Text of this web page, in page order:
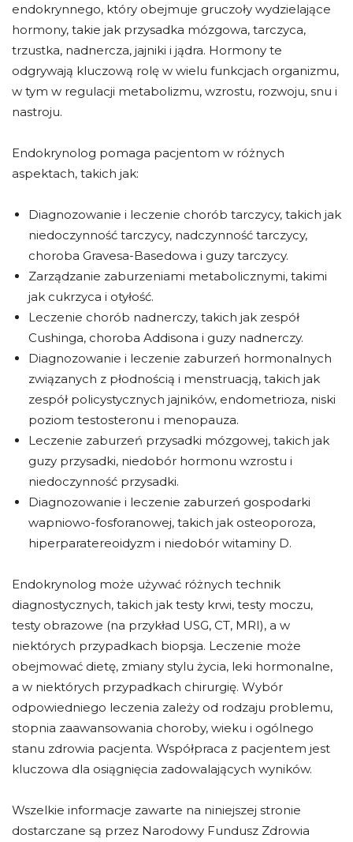
endokrynnego, który obejmuje gruczoły wydzielające
hormony, takie jak przysadka mózgowa, tarczyca,
trzustka, nadnercza, jajniki i jądra. Hormony te
odgrywają kluczową rolę w wielu funkcjach organizmu,
w tym w regulacji metabolizmu, wzrostu, rozwoju, snu i
nastroju.
Endokrynolog pomaga pacjentom w różnych
aspektach, takich jak:
Diagnozowanie i leczenie chorób tarczycy, takich jak
niedoczynność tarczycy, nadczynność tarczycy,
choroba Gravesa-Basedowa i guzy tarczycy.
Zarządzanie zaburzeniami metabolicznymi, takimi
jak cukrzyca i otyłość.
Leczenie chorób nadnerczy, takich jak zespół
Cushinga, choroba Addisona i guzy nadnerczy.
Diagnozowanie i leczenie zaburzeń hormonalnych
związanych z płodnością i menstruacją, takich jak
zespół policystycznych jajników, endometrioza, niski
poziom testosteronu i menopauza.
Leczenie zaburzeń przysadki mózgowej, takich jak
guzy przysadki, niedobór hormonu wzrostu i
niedoczynność przysadki.
Diagnozowanie i leczenie zaburzeń gospodarki
wapniowo-fosforanowej, takich jak osteoporoza,
hiperparatereoidyzm i niedobór witaminy D.
Endokrynolog może używać różnych technik
diagnostycznych, takich jak testy krwi, testy moczu,
testy obrazowe (na przykład USG, CT, MRI), a w
niektórych przypadkach biopsja. Leczenie może
obejmować dietę, zmiany stylu życia, leki hormonalne,
a w niektórych przypadkach chirurgię. Wybór
odpowiedniego leczenia zależy od rodzaju problemu,
stopnia zaawansowania choroby, wieku i ogólnego
stanu zdrowia pacjenta. Współpraca z pacjentem jest
kluczowa dla osiągnięcia zadowalających wyników.
Wszelkie informacje zawarte na niniejszej stronie
dostarczane są przez Narodowy Fundusz Zdrowia